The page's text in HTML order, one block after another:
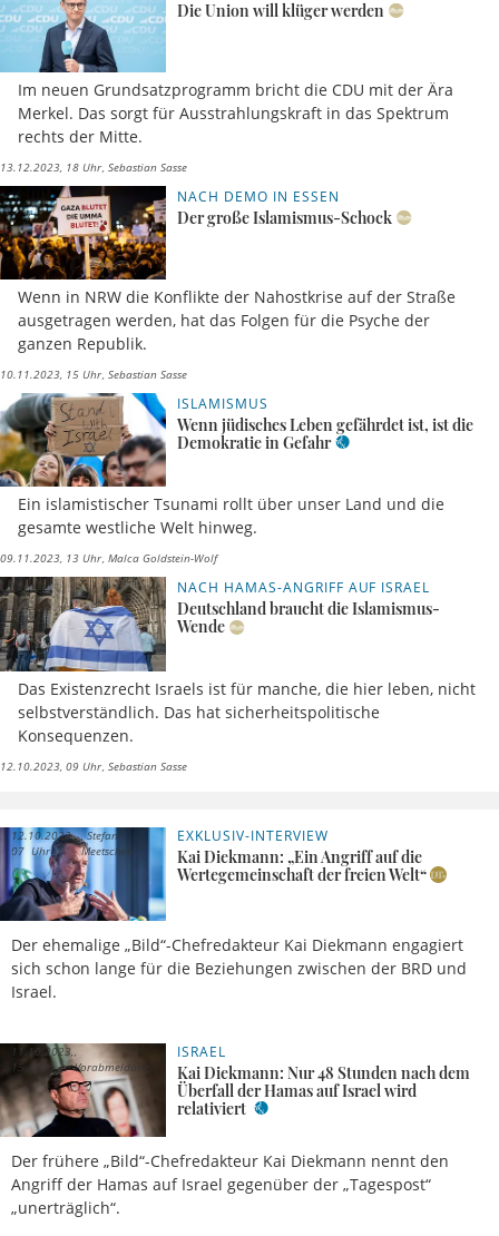
Die Union will klüger werden
Im neuen Grundsatzprogramm bricht die CDU mit der Ära
Merkel. Das sorgt für Ausstrahlungskraft in das Spektrum
rechts der Mitte.
13.12.2023, 18 Uhr Sebastian Sasse
NACH DEMO IN ESSEN
Der große Islamismus-Schock
Wenn in NRW die Konflikte der Nahostkrise auf der Straße
ausgetragen werden, hat das Folgen für die Psyche der
ganzen Republik.
10.11.2023, 15 Uhr Sebastian Sasse
ISLAMISMUS
Wenn jüdisches Leben gefährdet ist, ist die
Demokratie in Gefahr
Ein islamistischer Tsunami rollt über unser Land und die
gesamte westliche Welt hinweg.
09.11.2023, 13 Uhr Malca Goldstein-Wolf
NACH HAMAS-ANGRIFF AUF ISRAEL
Deutschland braucht die Islamismus-
Wende
Das Existenzrecht Israels ist für manche, die hier leben, nicht
selbstverständlich. Das hat sicherheitspolitische
Konsequenzen.
12.10.2023, 09 Uhr Sebastian Sasse
EXKLUSIV-INTERVIEW
Kai Diekmann: „Ein Angriff auf die
Wertegemeinschaft der freien Welt“
Der ehemalige „Bild“-Chefredakteur Kai Diekmann engagiert
sich schon lange für die Beziehungen zwischen der BRD und
Israel.
12.10.2023,
07 Uhr
Stefan
Meetschen
ISRAEL
Kai Diekmann: Nur 48 Stunden nach dem
Überfall der Hamas auf Israel wird
relativiert
Der frühere „Bild“-Chefredakteur Kai Diekmann nennt den
Angriff der Hamas auf Israel gegenüber der „Tagespost“
„unerträglich“.
11.10.2023,
15 Uhr
Vorabmeldung